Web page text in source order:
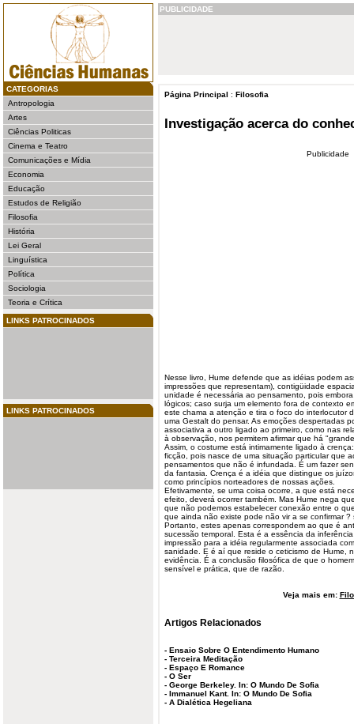
CATEGORIAS
Antropologia
Artes
Ciências Politicas
Cinema e Teatro
Comunicações e Mídia
Economia
Educação
Estudos de Religião
Filosofia
História
Lei Geral
Linguística
Política
Sociologia
Teoria e Crítica
LINKS PATROCINADOS
LINKS PATROCINADOS
PUBLICIDADE
Página Principal : Filosofia
Investigação acerca do
Publicidade
Nesse livro, Hume defende que as idéias podem
impressões que representam), contigüidade
unidade é necessária ao pensamento, pois
lógicos; caso surja um elemento fora de contexto
este chama a atenção e tira o foco do interlocutor
uma Gestalt do pensar. As emoções despertadas
associativa a outro ligado ao primeiro, como nas
à observação, nos permitem afirmar que há
Assim, o costume está intimamente ligado à
ficção, pois nasce de uma situação particular que
pensamentos que não é infundada. É um fazer
da fantasia. Crença é a idéia que distingue os
como princípios norteadores de nossas ações.
Efetivamente, se uma coisa ocorre, a que está
efeito, deverá ocorrer também. Mas Hume nega
que não podemos estabelecer conexão entre o
que ainda não existe pode não vir a se confirmar ?
Portanto, estes apenas correspondem ao que é
sucessão temporal. Esta é a essência da
impressão para a idéia regularmente associada
sanidade. E é aí que reside o ceticismo de Hume,
evidência. É a conclusão filosófica de que o
sensível e prática, que de razão.
Veja mais em:
Artigos Relacionados
- Ensaio Sobre O Entendimento Humano
- Terceira Meditação
- Espaço E Romance
- O Ser
- George Berkeley. In: O Mundo De Sofia
- Immanuel Kant. In: O Mundo De Sofia
- A Dialética Hegeliana